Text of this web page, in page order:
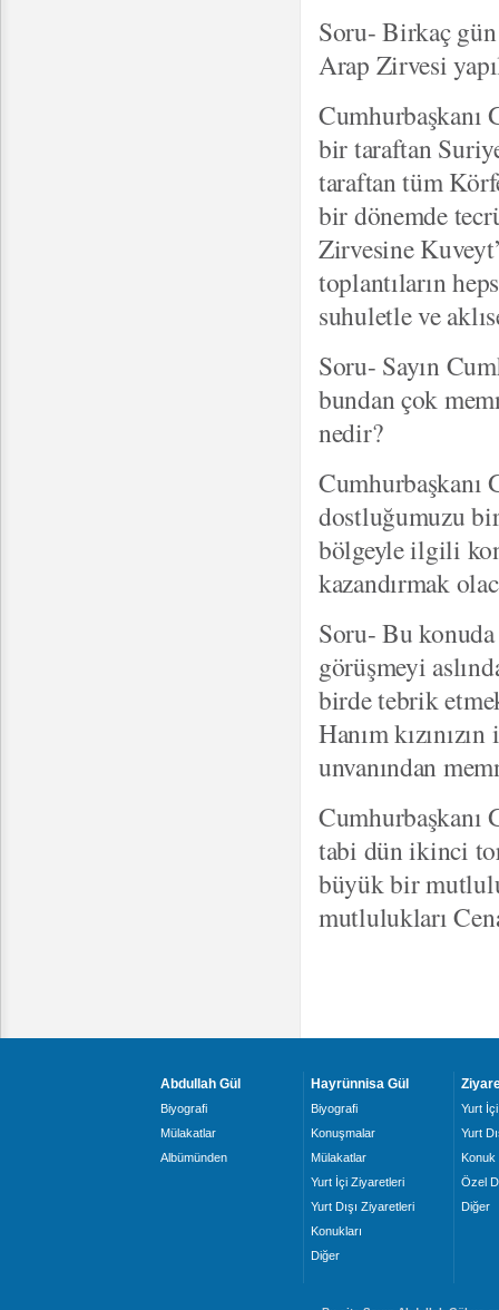
Soru- Birkaç
Arap Zirvesi
bir taraftan
taraftan tüm
bir dönemde
Zirvesine
toplantıların
suhuletle ve
Soru- Sayın
bundan çok
nedir?
dostluğumuzu
bölgeyle ilgili
kazandırmak
Soru- Bu
görüşmeyi
birde tebrik
Hanım
unvanından
Cumhurbaşkanı
tabi dün ikinci
büyük bir
mutlulukları
Abdullah Gül
Biyografi
Mülakatlar
Albümünden
Hayrünnisa Gül
Biyografi
Konuşmalar
Mülakatlar
Yurt İçi Ziyaretleri
Yurt Dışı Ziyaretleri
Konukları
Diğer
Yurt İçi
Yurt
Konuk
Özel
Diğer